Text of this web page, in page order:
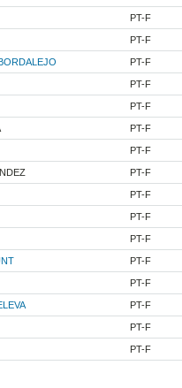
PT-F
PT-F
PT-F
PT-F
PT-F
PT-F
PT-F
PT-F
PT-F
PT-F
PT-F
PT-F
PT-F
PT-F
PT-F
PT-F